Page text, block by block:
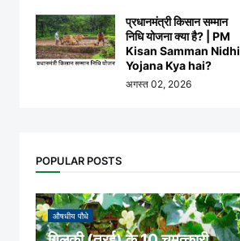
प्रधानमंत्री किसान सम्मान
निधि योजना क्या है? | PM
Kisan Samman Nidhi
Yojana Kya hai?
अगस्त 02, 2026
POPULAR POSTS
औषधीय पौधे